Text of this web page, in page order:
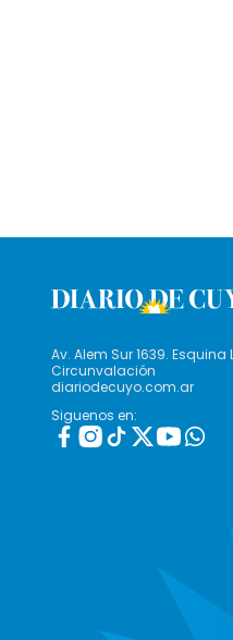
Av. Alem Sur 1639. Esquina
Circunvalación
diariodecuyo.com.ar
Siguenos en: